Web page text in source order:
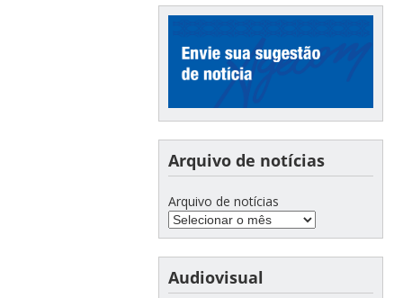
Arquivo de notícias
Arquivo de notícias
Audiovisual